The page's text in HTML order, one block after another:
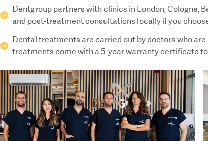
Dentgroup partners with clinics in London, Cologne,
and post-treatment consultations locally if you
Dental treatments are carried out by doctors who
treatments come with a 5-year warranty certificate